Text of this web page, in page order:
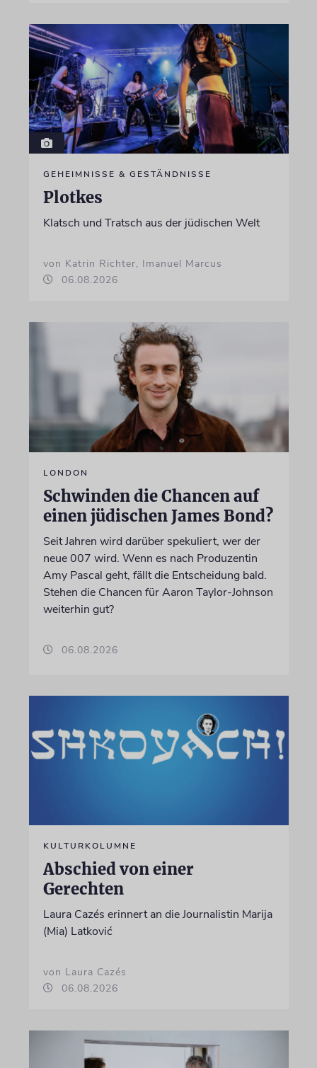
GEHEIMNISSE & GESTÄNDNISSE
Plotkes
Klatsch und Tratsch aus der jüdischen Welt
von Katrin Richter, Imanuel Marcus
06.08.2026
LONDON
Schwinden die Chancen auf
einen jüdischen James Bond?
Seit Jahren wird darüber spekuliert, wer der
neue 007 wird. Wenn es nach Produzentin
Amy Pascal geht, fällt die Entscheidung bald.
Stehen die Chancen für Aaron Taylor-Johnson
weiterhin gut?
06.08.2026
KULTURKOLUMNE
Abschied von einer
Gerechten
Laura Cazés erinnert an die Journalistin Marija
(Mia) Latković
von Laura Cazés
06.08.2026